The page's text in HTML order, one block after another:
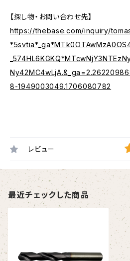
【探し物・お問い合わせ先】
https://thebase.com/inquiry/
8-1949003049.1706080782
レビュー
最近チェックした商品